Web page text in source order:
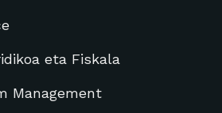
eta Fiskala
Management